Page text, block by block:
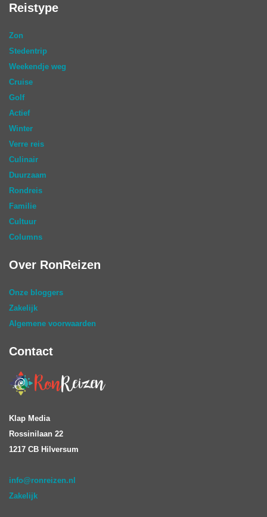
Reistype
Zon
Stedentrip
Weekendje weg
Cruise
Golf
Actief
Winter
Verre reis
Culinair
Duurzaam
Rondreis
Familie
Cultuur
Columns
Over RonReizen
Onze bloggers
Zakelijk
Algemene voorwaarden
Contact
Klap Media
Rossinilaan 22
1217 CB Hilversum
info@ronreizen.nl
Zakelijk